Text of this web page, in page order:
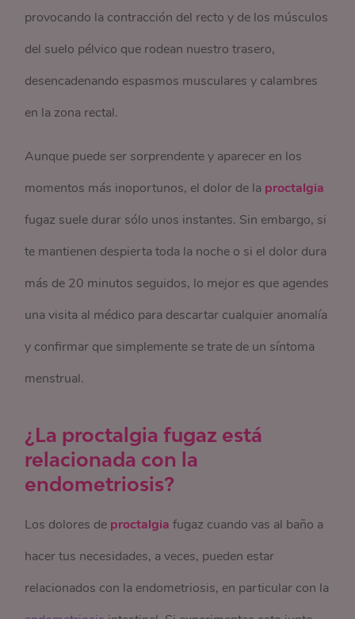
provocando la contracción del recto y de los músculos
del suelo pélvico que rodean nuestro trasero,
desencadenando espasmos musculares y calambres
en la zona rectal.
Aunque puede ser sorprendente y aparecer en los
momentos más inoportunos, el dolor de la proctalgia
fugaz suele durar sólo unos instantes. Sin embargo, si
te mantienen despierta toda la noche o si el dolor dura
más de 20 minutos seguidos, lo mejor es que agendes
una visita al médico para descartar cualquier anomalía
y confirmar que simplemente se trate de un síntoma
menstrual.
¿La proctalgia fugaz está
relacionada con la
endometriosis?
Los dolores de proctalgia fugaz cuando vas al baño a
hacer tus necesidades, a veces, pueden estar
relacionados con la endometriosis, en particular con la